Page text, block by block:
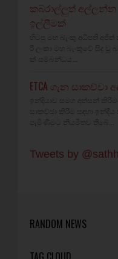
කබ්රාල්ලුත් අල්ලන්න
ඉල්ලීමක්
හිටපු මහ බැංකු අධිපති
රී ලංකා මහ බැංකුවේ සිදු
ක් සම්බන්ධය...
ETCA ගැන
ඉන්දියාව සමග අත්සන්
සාකච්ඡා කිරීම සඳහා
පැමිණීමට නියමිතව තිබේ...
Tweets by
RANDOM NEWS